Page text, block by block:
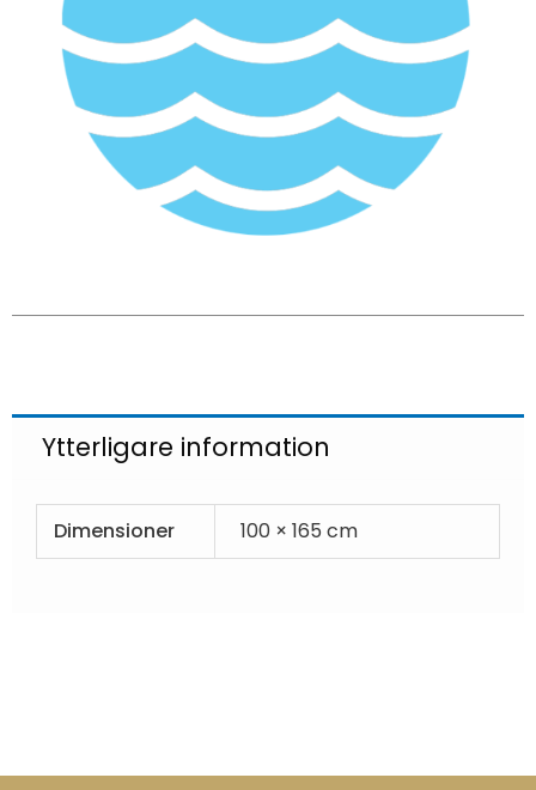
Ytterligare information
Dimensioner 100 × 165 cm